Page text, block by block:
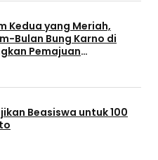
Kedua yang Meriah,
Bulan Bung Karno di
Pemajuan
Beasiswa untuk 100